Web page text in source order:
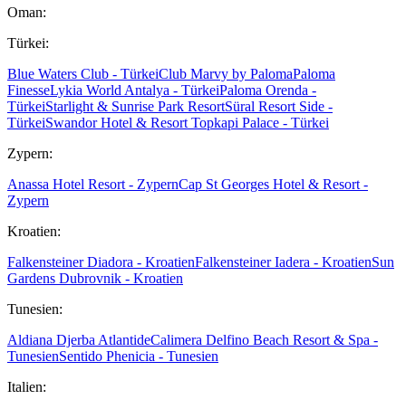
Oman:
Türkei:
Blue Waters Club - TürkeiClub Marvy by PalomaPaloma
FinesseLykia World Antalya - TürkeiPaloma Orenda -
TürkeiStarlight & Sunrise Park ResortSüral Resort Side -
TürkeiSwandor Hotel & Resort Topkapi Palace - Türkei
Zypern:
Anassa Hotel Resort - ZypernCap St Georges Hotel & Resort -
Zypern
Kroatien:
Falkensteiner Diadora - KroatienFalkensteiner Iadera - KroatienSun
Gardens Dubrovnik - Kroatien
Tunesien:
Aldiana Djerba AtlantideCalimera Delfino Beach Resort & Spa -
TunesienSentido Phenicia - Tunesien
Italien: